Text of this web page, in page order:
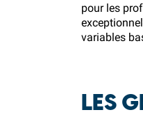
pour les
variables
LES